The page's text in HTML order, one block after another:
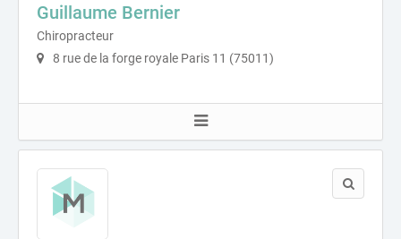
Guillaume Bernier
Chiropracteur
8 rue de la forge royale Paris 11 (75011)